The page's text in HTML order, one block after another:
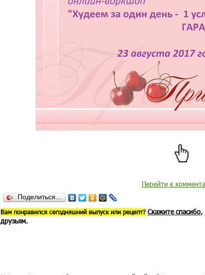
Перейти к
Поделиться…
Вам понравился сегодняшний выпуск или рецепт? Скажите спасибо,
друзьям.